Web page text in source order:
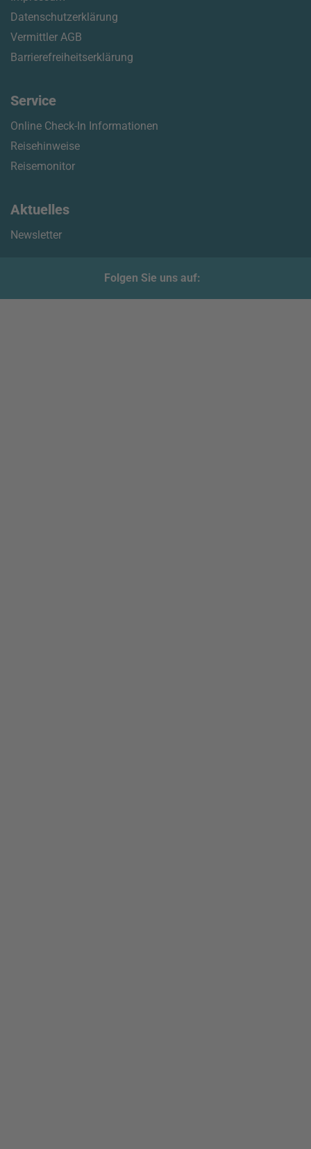
Datenschutzerklärung
Vermittler AGB
Barrierefreiheitserklärung
Service
Online Check-In Informationen
Reisehinweise
Reisemonitor
Aktuelles
Newsletter
Folgen Sie uns auf: